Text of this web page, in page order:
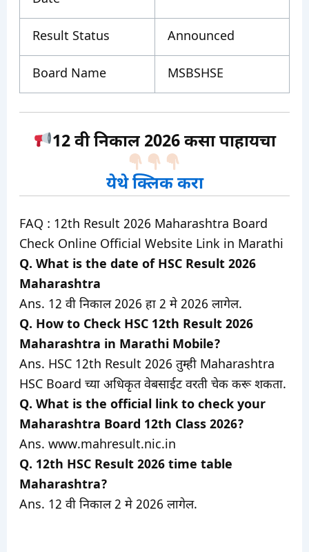
Result Status Announced
Board Name MSBSHSE
12 वी निकाल 2026 कसा पाहायचा
येथे क्लिक करा
FAQ : 12th Result 2026 Maharashtra Board
Check Online Official Website Link in Marathi
Q. What is the date of HSC Result 2026
Maharashtra
Ans. 12 वी निकाल 2026 हा 2 मे 2026 लागेल.
Q. How to Check HSC 12th Result 2026
Maharashtra in Marathi Mobile?
Ans. HSC 12th Result 2026 तुम्ही Maharashtra
HSC Board च्या अधिकृत वेबसाईट वरती चेक करू शकता.
Q. What is the official link to check your
Maharashtra Board 12th Class 2026?
Ans. www.mahresult.nic.in
Q. 12th HSC Result 2026 time table
Maharashtra?
Ans. 12 वी निकाल 2 मे 2026 लागेल.